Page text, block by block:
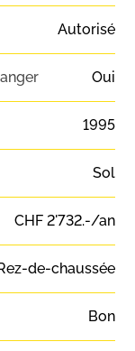
Autorisé
Oui
1995
Sol
CHF 2'732.-/an
de-chaussée
Bon